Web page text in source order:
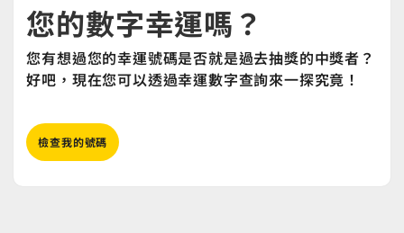
您的數字幸運嗎？
您有想過您的幸運號碼是否就是過去抽獎的中獎者？
好吧，現在您可以透過幸運數字查詢來一探究竟！
檢查我的號碼